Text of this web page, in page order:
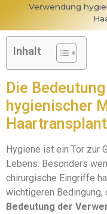
Verwendung
Inhalt
Die
hygienischer
Hygiene ist ein Tor zur
Lebens. Besonders
chirurgische Eingriffe
wichtigeren
Bedeutung der